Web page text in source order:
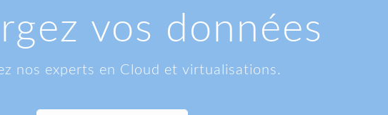
vos données
nos experts en Cloud et virtualisations.